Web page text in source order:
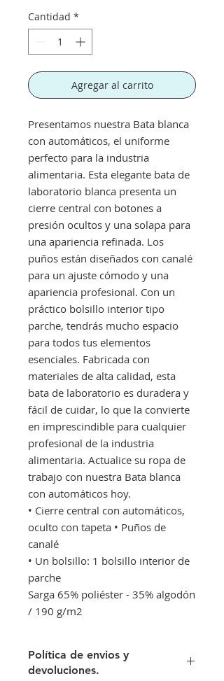
Cantidad *
Agregar al carrito
Presentamos nuestra Bata blanca
con automáticos, el uniforme
perfecto para la industria
alimentaria. Esta elegante bata de
laboratorio blanca presenta un
cierre central con botones a
presión ocultos y una solapa para
una apariencia refinada. Los
puños están diseñados con canalé
para un ajuste cómodo y una
apariencia profesional. Con un
práctico bolsillo interior tipo
parche, tendrás mucho espacio
para todos tus elementos
esenciales. Fabricada con
materiales de alta calidad, esta
bata de laboratorio es duradera y
fácil de cuidar, lo que la convierte
en imprescindible para cualquier
profesional de la industria
alimentaria. Actualice su ropa de
trabajo con nuestra Bata blanca
con automáticos hoy.
• Cierre central con automáticos,
oculto con tapeta • Puños de
canalé
• Un bolsillo: 1 bolsillo interior de
parche
Sarga 65% poliéster - 35% algodón
/ 190 g/m2
Política de envios y
devoluciones.